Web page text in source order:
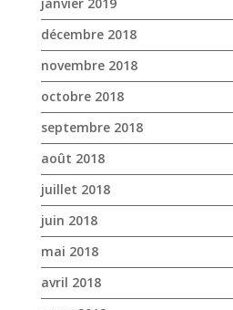
août 2018
juillet 2018
juin 2018
mai 2018
avril 2018
mars 2018
février 2018
janvier 2018
décembre 2017
novembre 2017